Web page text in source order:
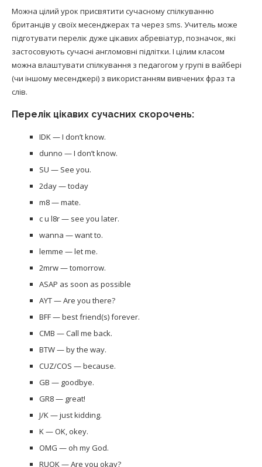
Можна цілий урок присвятити сучасному спілкуванню
британців у своїх месенджерах та через sms. Учитель може
підготувати перелік дуже цікавих абревіатур, позначок, які
застосовують сучасні англомовні підлітки. І цілим класом
можна влаштувати спілкування з педагогом у групі в вайбері
(чи іншому месенджері) з використанням вивчених фраз та
слів.
Перелік цікавих сучасних скорочень:
IDK — I don’t know.
dunno — I don’t know.
SU — See you.
2day — today
m8 — mate.
c u l8r — see you later.
wanna — want to.
lemme — let me.
2mrw — tomorrow.
ASAP as soon as possible
AYT — Are you there?
BFF — best friend(s) forever.
CMB — Call me back.
BTW — by the way.
CUZ/COS — because.
GB — goodbye.
GR8 — great!
J/K — just kidding.
K — OK, okey.
OMG — oh my God.
RUOK — Are you okay?